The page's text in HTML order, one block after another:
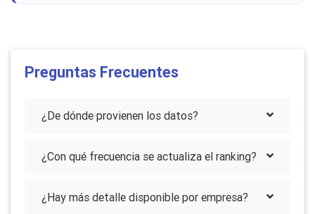
Preguntas Frecuentes
¿De dónde provienen los datos?
¿Con qué frecuencia se actualiza el ranking?
¿Hay más detalle disponible por empresa?